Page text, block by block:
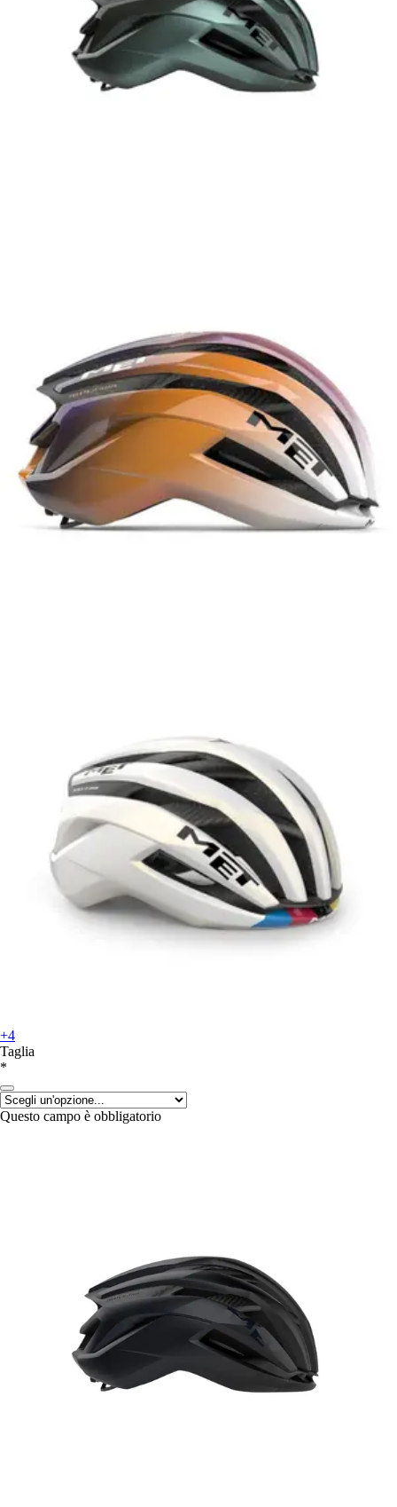
+4
Taglia
*
Questo campo è obbligatorio